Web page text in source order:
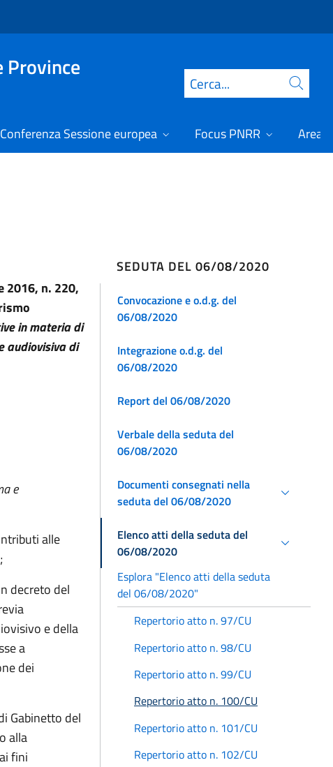
Province
Cerca
Conferenza Sessione europea Focus PNRR Area
2016, n. 220,
in materia di
audiovisiva di
e
alle
decreto del
e della
a
dei
Gabinetto del
alla
fini
SEDUTA DEL 06/08/2020
Convocazione e o.d.g. del
06/08/2020
Integrazione o.d.g. del
06/08/2020
Report del 06/08/2020
Verbale della seduta del
06/08/2020
Documenti consegnati nella
seduta del 06/08/2020
Elenco atti della seduta del
06/08/2020
Esplora "Elenco atti della seduta
del 06/08/2020"
Repertorio atto n. 97/CU
Repertorio atto n. 98/CU
Repertorio atto n. 99/CU
Repertorio atto n. 100/CU
Repertorio atto n. 101/CU
Repertorio atto n. 102/CU